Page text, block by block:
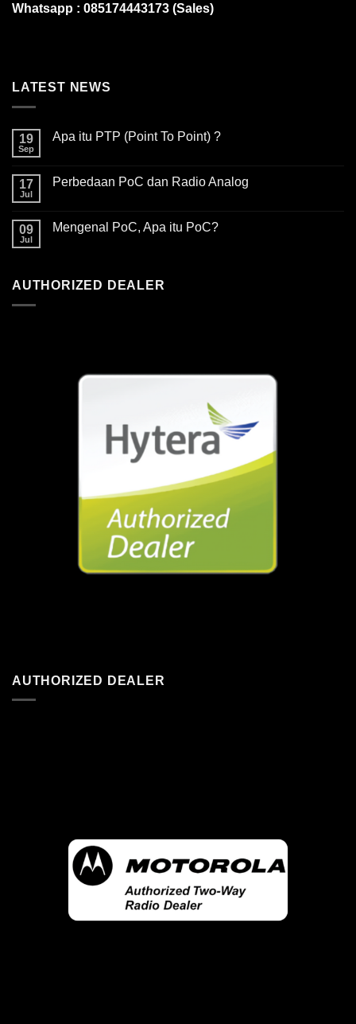
Whatsapp : 085174443173 (Sales)
LATEST NEWS
19
Sep
Apa itu PTP (Point To Point) ?
17
Jul
Perbedaan PoC dan Radio Analog
09
Jul
Mengenal PoC, Apa itu PoC?
AUTHORIZED DEALER
AUTHORIZED DEALER